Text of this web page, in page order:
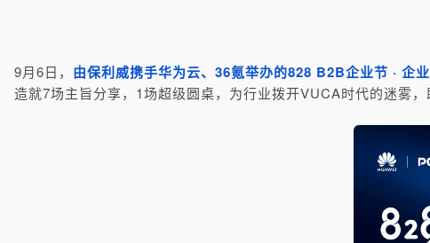
9月6日， 由保利威携手华为云、36氪举办的828 B2B企业节 · 企
造就7场主旨分享，1场超级圆桌，为行业拨开VUCA时代的迷雾，